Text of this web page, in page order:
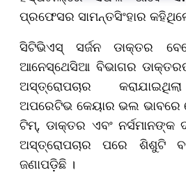
ପ୍ରଫେସର ସାମନ୍ତସିଂହାର
ସିଟିଭିଏସ୍ ସର୍ଜନ ଡାକ୍ତର
ଆନେସ୍ଥେସିଆ ବିଭାଗର
ଅସ୍ତ୍ରୋପଚାର
ଅପରେଟିଭ କେୟାର ଭଲ
ଟିମ୍‌, ଡାକ୍ତର ଏବଂ ନର୍ସମାନଙ୍କ
ଅସ୍ତ୍ରୋପଚାର ପରେ ଶିଶୁଟି
ଜଣାପଡ଼ିଛି ।